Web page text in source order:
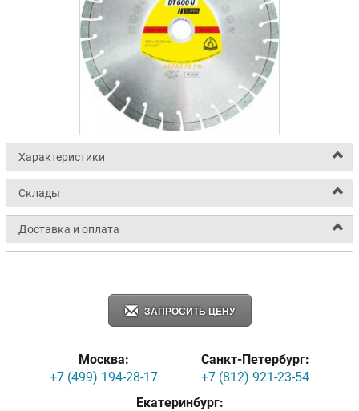
Характеристики
Склады
Доставка и оплата
ЗАПРОСИТЬ ЦЕНУ
Москва:
+7 (499) 194-28-17
Санкт-Петербург:
+7 (812) 921-23-54
Екатеринбург: